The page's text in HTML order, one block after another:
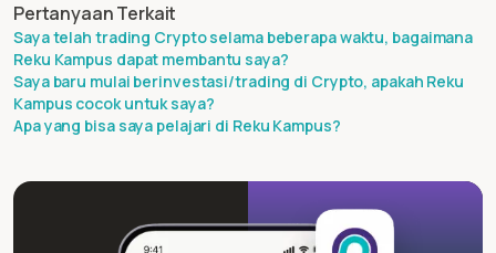
Unduh Aplikasi Reku
Pertanyaan Terkait
Saya telah trading Crypto selama beberapa waktu, bagaimana
Reku Kampus dapat membantu saya?
Saya baru mulai berinvestasi/trading di Crypto, apakah Reku
Kampus cocok untuk saya?
Apa yang bisa saya pelajari di Reku Kampus?